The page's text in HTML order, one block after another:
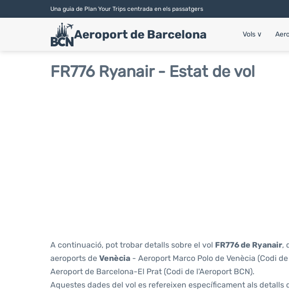
Una guia de Plan Your Trips centrada en els passatgers
Aeroport de Barcelona Vols ∨
FR776 Ryanair - Estat de vol
A continuació, pot trobar detalls sobre el vol FR776 de Ryanair,
aeroports de Venècia - Aeroport Marco Polo de Venècia (Codi
Aeroport de Barcelona-El Prat (Codi de l'Aeroport BCN).
Aquestes dades del vol es refereixen específicament als detalls